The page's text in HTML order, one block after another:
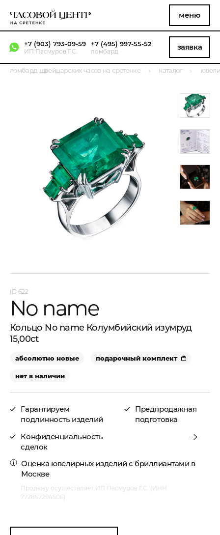
меню
+7 (903) 793-09-59
ИП Пасмуров Г.С.
+7 (495) 997-55-52
ломбард заявка
ломбард швейцарских часов на сретенке каталог
622
No name
Кольцо No name Колумбийский изумруд
15,00ct
абсолютно новые подарочный комплект
нет в наличии
Гарантируем
подлинность изделий
Конфиденциальность
сделок
Предпродажная
подготовка
Оценка ювелирных изделий с бриллиантами в
Москве
Продажу осуществляет ИП Пасмуров Г.С. (ИНН
772857294506)